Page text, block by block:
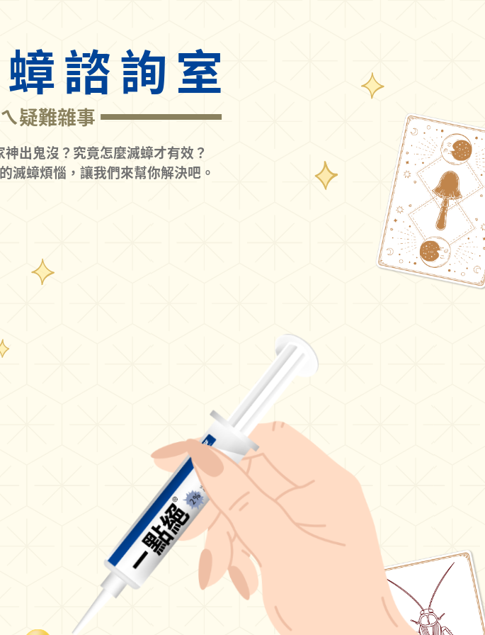
諮詢室
疑難雜事
出鬼沒？究竟怎麼滅蟑才有效？
滅蟑煩惱，讓我們來幫你解決吧。